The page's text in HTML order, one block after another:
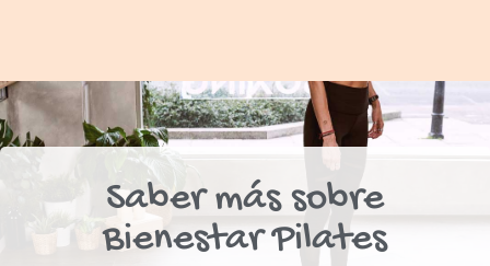
Saber más sobre
Bienestar Pilates